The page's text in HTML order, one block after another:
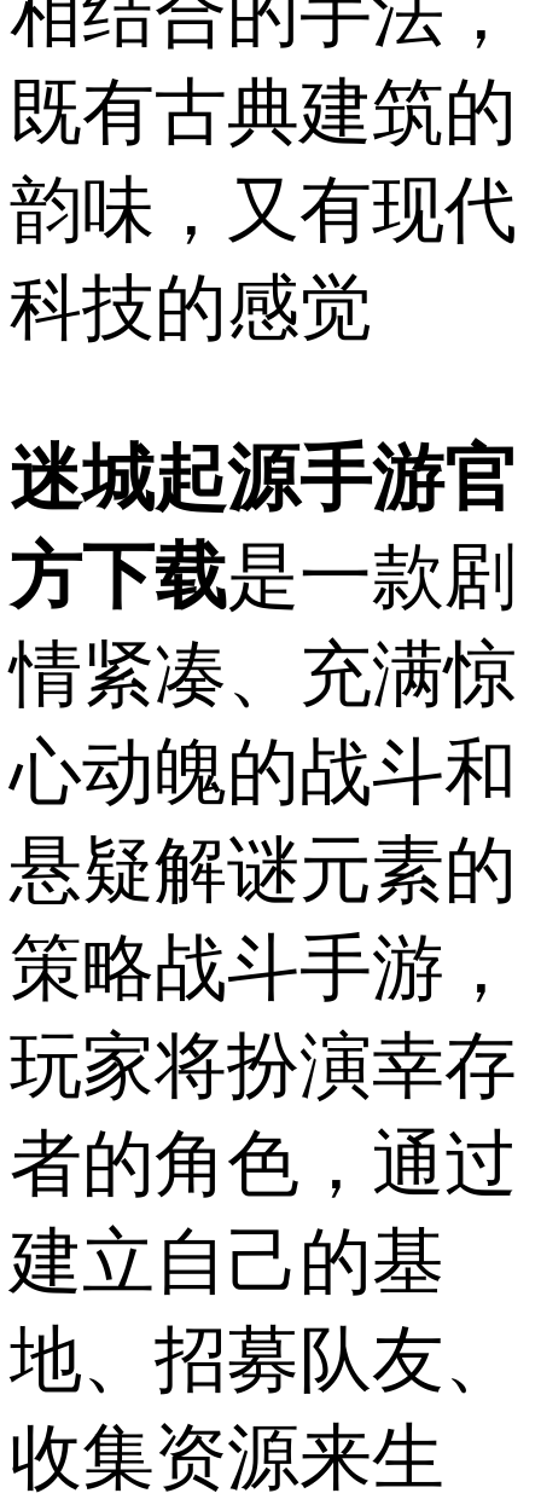
既有古典建筑的
韵味，又有现代
科技的感觉
迷城起源手游官
方下载是一款剧
情紧凑、充满惊
心动魄的战斗和
悬疑解谜元素的
策略战斗手游，
玩家将扮演幸存
者的角色，通过
建立自己的基
地、招募队友、
收集资源来生